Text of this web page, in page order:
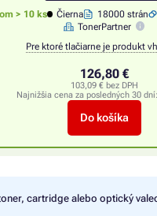
> 10 ks Čierna 18000 strán
TonerPartner
Pre ktoré tlačiarne je produkt
126,80 €
103,09 € bez DPH
Najnižšia cena za posledných 30 dní:
Do košíka
cartridge alebo optický